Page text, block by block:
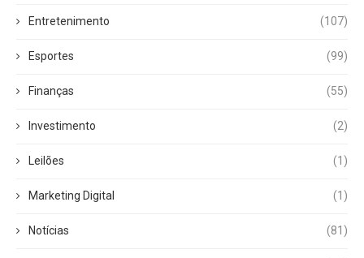
Entretenimento (107)
Esportes (99)
Finanças (55)
Investimento (2)
Leilões (1)
Marketing Digital (1)
Notícias (81)